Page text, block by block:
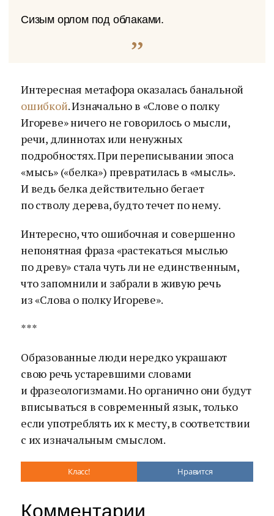
Сизым орлом под облаками.
Интересная метафора оказалась банальной
ошибкой. Изначально в «Слове о полку
Игореве» ничего не говорилось о мысли,
речи, длиннотах или ненужных
подробностях. При переписывании эпоса
«мысь» («белка») превратилась в «мысль».
И ведь белка действительно бегает
по стволу дерева, будто течет по нему.
Интересно, что ошибочная и совершенно
непонятная фраза «растекаться мыслью
по древу» стала чуть ли не единственным,
что запомнили и забрали в живую речь
из «Слова о полку Игореве».
***
Образованные люди нередко украшают
свою речь устаревшими словами
и фразеологизмами. Но органично они будут
вписываться в современный язык, только
если употреблять их к месту, в соответствии
с их изначальным смыслом.
Класс! Нравится
Комментарии